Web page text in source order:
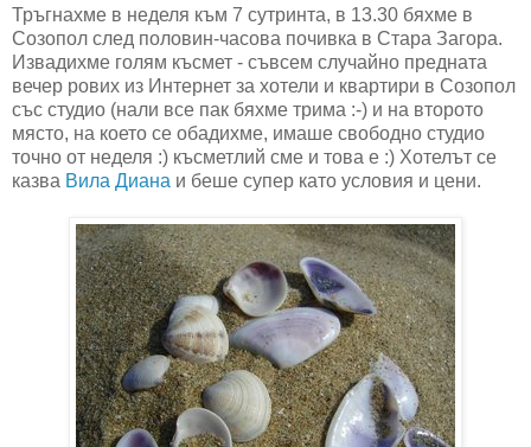
Тръгнахме в неделя към 7 сутринта, в 13.30 бяхме в
Созопол след половин-часова почивка в Стара Загора.
Извадихме голям късмет - съвсем случайно предната
вечер рових из Интернет за хотели и квартири в Созопол
със студио (нали все пак бяхме трима :-) и на второто
място, на което се обадихме, имаше свободно студио
точно от неделя :) късметлий сме и това е :) Хотелът се
казва Вила Диана и беше супер като условия и цени.